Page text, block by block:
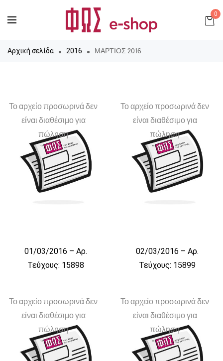
0
Αρχική σελίδα 2016 ΜΑΡΤΙΟΣ 2016
Το αρχείο προσωρινά δεν
είναι διαθέσιμο για
πώληση
01/03/2016 – Αρ.
Τεύχους: 15898
Το αρχείο προσωρινά δεν
είναι διαθέσιμο για
πώληση
02/03/2016 – Αρ.
Τεύχους: 15899
Το αρχείο προσωρινά δεν
είναι διαθέσιμο για
πώληση
Το αρχείο προσωρινά δεν
είναι διαθέσιμο για
πώληση